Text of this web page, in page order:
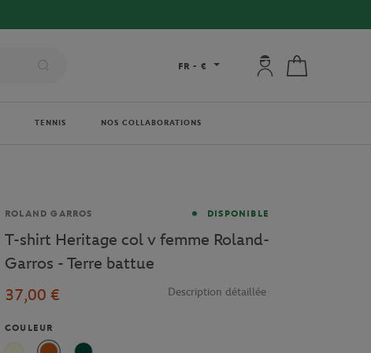
FR - € Mon compte : se
TENNIS NOS COLLABORATIONS
Marque
ROLAND GARROS DISPONIBLE
T-shirt Heritage col v femme Roland-
Garros - Terre battue
37,00 €
Description détaillée
COULEUR